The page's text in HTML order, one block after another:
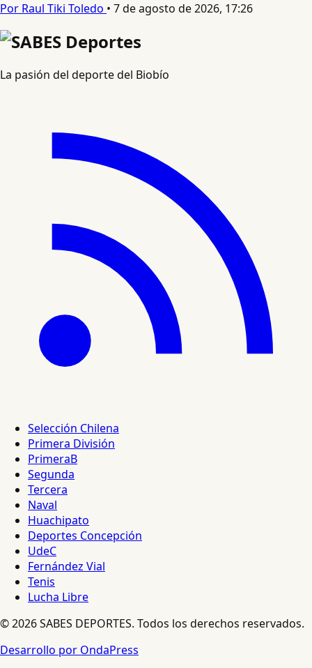
Por Raul Tiki Toledo • 7 de agosto de 2026, 17:26
La pasión del deporte del Biobío
Selección Chilena
Primera División
PrimeraB
Segunda
Tercera
Naval
Huachipato
Deportes Concepción
UdeC
Fernández Vial
Tenis
Lucha Libre
© 2026 SABES DEPORTES. Todos los derechos reservados.
Desarrollo por OndaPress